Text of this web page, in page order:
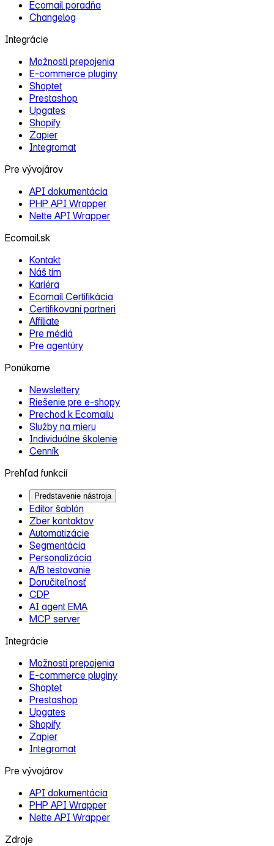
Ecomail poradňa
Changelog
Integrácie
Možnosti prepojenia
E‑commerce pluginy
Shoptet
Prestashop
Upgates
Shopify
Zapier
Integromat
Pre vývojárov
API dokumentácia
PHP API Wrapper
Nette API Wrapper
Ecomail.sk
Kontakt
Náš tím
Kariéra
Ecomail Certifikácia
Certifikovaní partneri
Affiliate
Pre médiá
Pre agentúry
Ponúkame
Newslettery
Riešenie pre e‑shopy
Prechod k Ecomailu
Služby na mieru
Individuálne školenie
Cenník
Prehľad funkcií
Predstavenie nástroja
Editor šablón
Zber kontaktov
Automatizácie
Segmentácia
Personalizácia
A/B testovanie
Doručiteľnosť
CDP
AI agent EMA
MCP server
Integrácie
Možnosti prepojenia
E‑commerce pluginy
Shoptet
Prestashop
Upgates
Shopify
Zapier
Integromat
Pre vývojárov
API dokumentácia
PHP API Wrapper
Nette API Wrapper
Zdroje